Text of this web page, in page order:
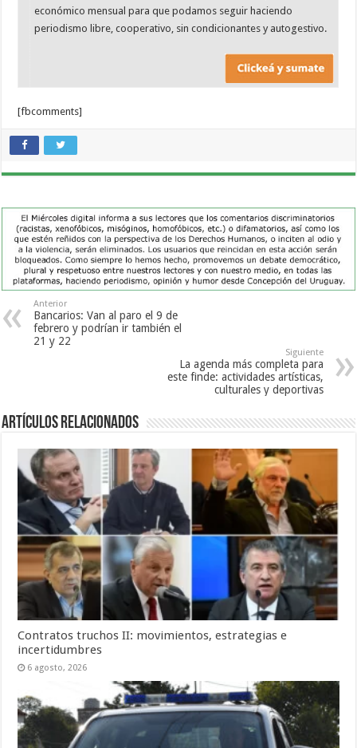
económico mensual para que podamos seguir haciendo
periodismo libre, cooperativo, sin condicionantes y autogestivo.
[fbcomments]
Anterior
Bancarios: Van al paro el 9 de
febrero y podrían ir también el
21 y 22
Siguiente
La agenda más completa para
este finde: actividades artísticas,
culturales y deportivas
Artículos Relacionados
Contratos truchos II: movimientos, estrategias e
incertidumbres
6 agosto, 2026